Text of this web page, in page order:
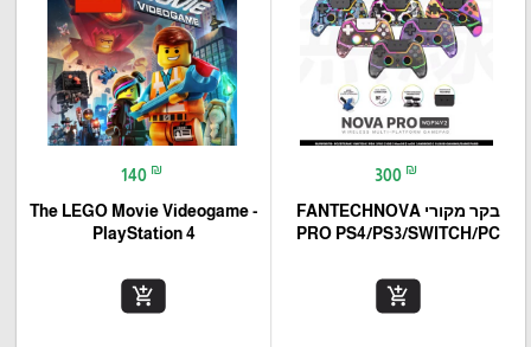
300 ₪
בקר מקורי FANTECHNOVA
PRO PS4/PS3/SWITCH/PC
add_shopping_cart
140 ₪
The LEGO Movie Videogame -
PlayStation 4
add_shopping_cart